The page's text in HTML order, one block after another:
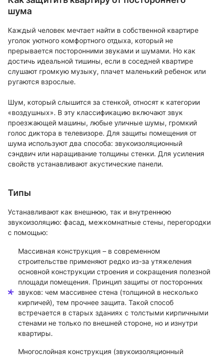
шума
Каждый человек мечтает найти в собственной квартире
уголок уютного комфортного отдыха, который не
прерывается посторонними звуками и шумами. Но как
достичь идеальной тишины, если в соседней квартире
слушают громкую музыку, плачет маленький ребенок или
ругаются взрослые.
Шум, который слышится за стенкой, относят к категории
«воздушных». В эту классификацию включают звук
проезжающей машины, любые уличные шумы, громкий
голос диктора в телевизоре. Для защиты помещения от
шума используют два способа: звукоизоляционный
сэндвич или наращивание толщины стенки. Для усиления
свойств устанавливают акустические панели.
Типы
Устанавливают как внешнюю, так и внутреннюю
звукоизоляцию: фасад, межкомнатные стены, перегородки
с помощью:
Массивная конструкция – в современном
строительстве применяют редко из-за утяжеления
основной конструкции строения и сокращения полезной
площади помещения. Принцип защиты от посторонних
звуков: чем массивнее стена (толщиной в несколько
кирпичей), тем прочнее защита. Такой способ
встречается в старых зданиях с толстыми кирпичными
стенами не только по внешней стороне, но и изнутри
квартиры.
Многослойная конструкция (звукоизоляционный